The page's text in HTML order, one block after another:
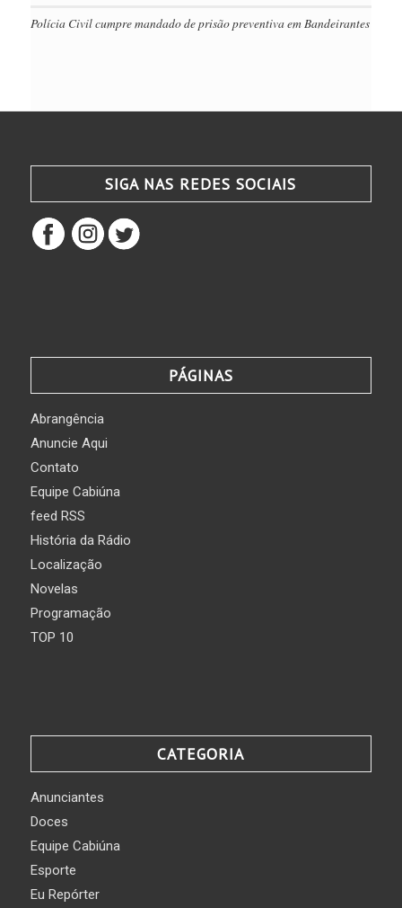
Polícia Civil cumpre mandado de prisão preventiva em Bandeirantes
SIGA NAS REDES SOCIAIS
PÁGINAS
Abrangência
Anuncie Aqui
Contato
Equipe Cabiúna
feed RSS
História da Rádio
Localização
Novelas
Programação
TOP 10
CATEGORIA
Anunciantes
Doces
Equipe Cabiúna
Esporte
Eu Repórter